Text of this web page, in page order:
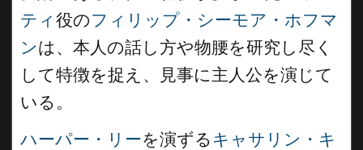
ティ 役のフィリップ・シーモア・ホフマ
ンは、本人の話し方や物腰を研究し尽く
して特徴を捉え、見事に主人公を演じて
いる。
ハーパー・リーを演ずる キャサリン・キ